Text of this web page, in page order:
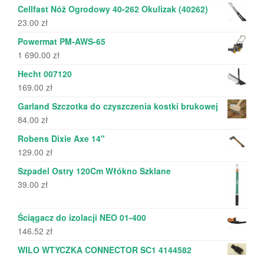
Cellfast Nóż Ogrodowy 40-262 Okulizak (40262)
23.00 zł
Powermat PM-AWS-65
1 690.00 zł
Hecht 007120
169.00 zł
Garland Szczotka do czyszczenia kostki brukowej
84.00 zł
Robens Dixie Axe 14"
129.00 zł
Szpadel Ostry 120Cm Włókno Szklane
39.00 zł
Ściągacz do izolacji NEO 01-400
146.52 zł
WILO WTYCZKA CONNECTOR SC1 4144582